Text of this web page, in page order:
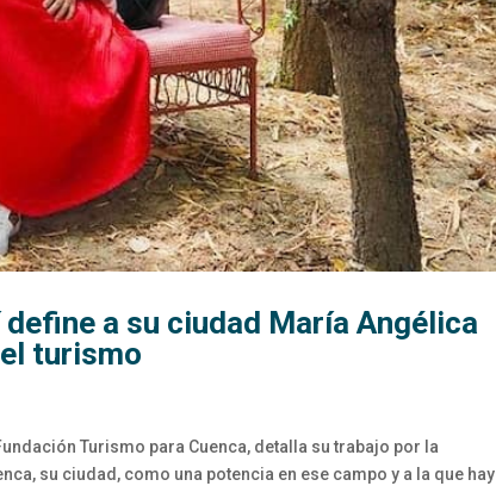
a su ciudad María Angélica
turismo
Turismo para Cuenca, detalla su trabajo por la
su ciudad, como una potencia en ese campo y a la que hay